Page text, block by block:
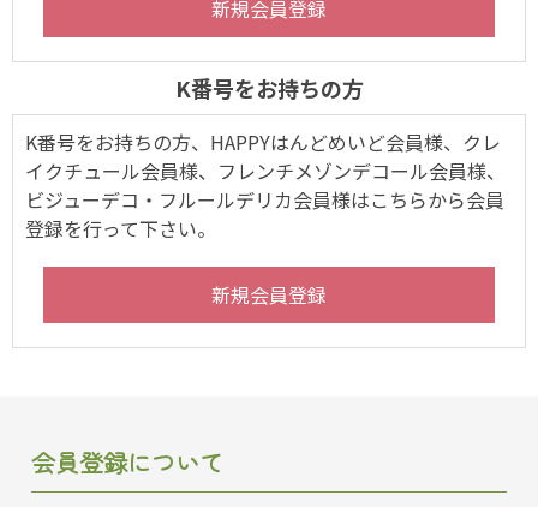
K番号をお持ちの方
K番号をお持ちの方、HAPPYはんどめいど会員様、クレ
イクチュール会員様、フレンチメゾンデコール会員様、
ビジューデコ・フルールデリカ会員様はこちらから会員
登録を行って下さい。
会員登録について